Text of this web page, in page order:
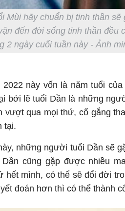
Mùi hãy chuẩn bị tinh thần
đến đời sống tinh thần đều
2 ngày cuối tuần này - Ảnh
2022 này vốn là năm tuổi
bởi lẽ tuổi Dần là những
vượt qua mọi thứ, cố gắng
tại.
những người tuổi Dần sẽ
cũng gặp được nhiều
hết mình, có thể sẽ đổi đời
đoán hơn thì có thể thành